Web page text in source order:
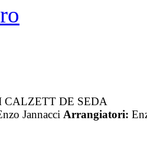
CALZETT DE SEDA
Jannacci Arrangiatori: